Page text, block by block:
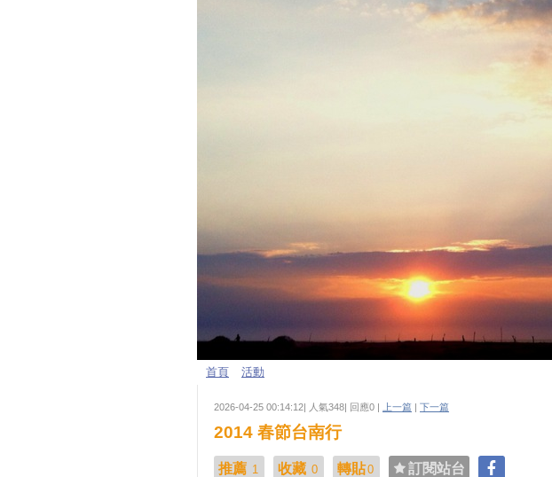
首頁 活動
2026-04-25 00:14:12| 人氣348| 回應0 | 上一篇 | 下一篇
2014 春節台南行
推薦 1 收藏 0 轉貼0 訂閱站台